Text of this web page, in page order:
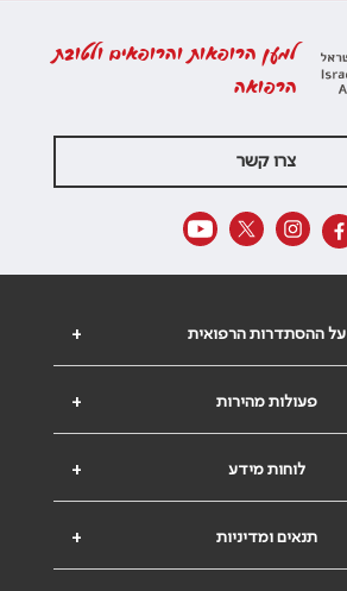
למען הרופאות והרופאים ולטובת
הרפואה
צרו קשר
+ על ההסתדרות הרפואית
+ פעולות מהירות
+ לוחות מידע
+ תנאים ומדיניות